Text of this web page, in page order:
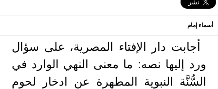
أسماء إمام
أجابت دار الإفتاء المصرية، على سؤال
ورد إليها نصه: ما معنى النهي الوارد في
السُّنَّة النبوية المطهرة عن ادخار لحوم